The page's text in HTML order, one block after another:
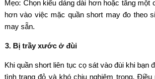
Mẹo: Chọn kiểu dáng dài hơn hoặc tăng một
hơn vào việc mặc quần short may đo theo
may sẵn.
3. Bị trầy xước ở đùi
Khi quần short liên tục cọ sát vào đùi khi bạn
tình trạng đỏ và khó chịu nghiêm trọng.